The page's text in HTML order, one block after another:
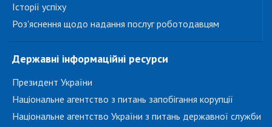
Історії успіху
Роз'яснення щодо надання послуг роботодавцям
Державні інформаційні ресурси
Президент України
Національне агентство з питань запобігання корупції
Національне агентство України з питань державної служби